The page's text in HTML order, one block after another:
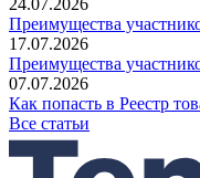
Преимущества
17.07.2026
Преимущества
07.07.2026
Как попасть в Реестр
Все статьи